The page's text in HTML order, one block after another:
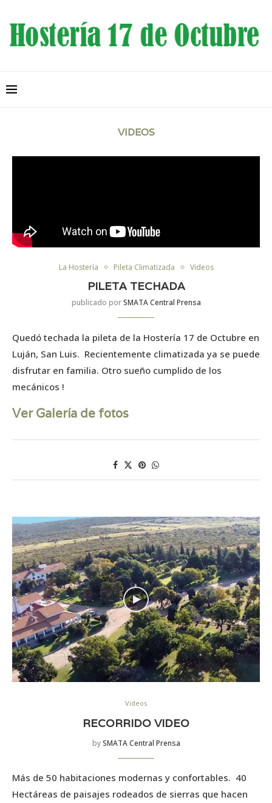
VIDEOS
La Hostería Pileta Climatizada Videos
PILETA TECHADA
publicado porSMATA Central Prensa
Quedó techada la pileta de la Hostería 17 de Octubre en
Luján, San Luis. Recientemente climatizada ya se puede
disfrutar en familia. Otro sueño cumplido de los
mecánicos !
Ver Galería de fotos
Videos
RECORRIDO VIDEO
bySMATA Central Prensa
Más de 50 habitaciones modernas y confortables. 40
Hectáreas de paisajes rodeados de sierras que hacen